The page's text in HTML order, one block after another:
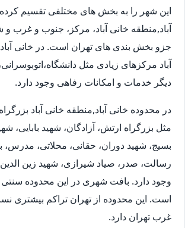
این شهر را به بخش های مختلفی تقسیم
آباد,منطقه خانی آباد، مرکز، جنوب و غرب و
جزو بخش بندی های تهران است. در خانی
آباد مرکزهای زیادی مثل
دیگر خدمات و امکانات رفاهی وجود دارد.
در محدوده خانی آباد,منطقه خانی آباد
مثل بزرگراه ارتش، آزادگان، شهید بابایی،
بسیج، شهید دوران، حقانی، محلاتی، مدرس،
رسالت، صدر، صیاد شیرازی، شهید زین
وجود دارد. بافت شهری در این محدوده سنتی
است. این محدوده از تهران تراکم بیشتری
غرب تهران دارد.